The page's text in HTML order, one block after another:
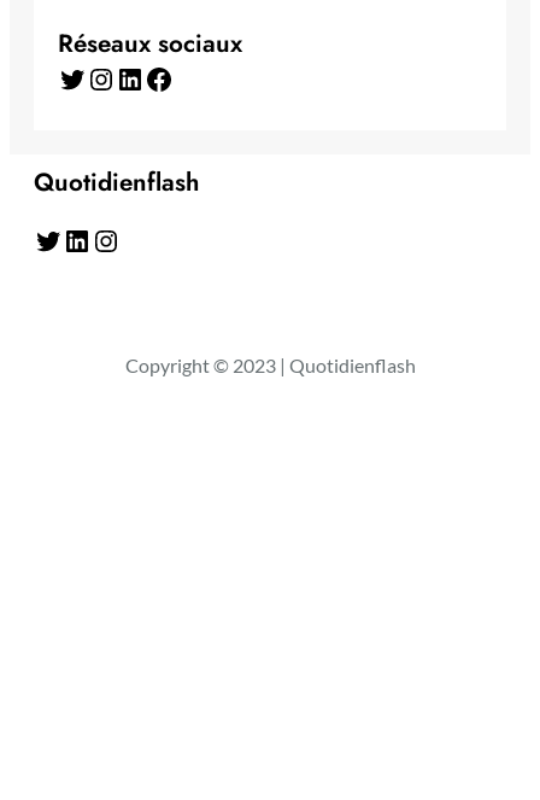
Réseaux sociaux
Twitter Instagram LinkedIn Facebook
Quotidienflash
Twitter LinkedIn Instagram
Copyright © 2023 | Quotidienflash